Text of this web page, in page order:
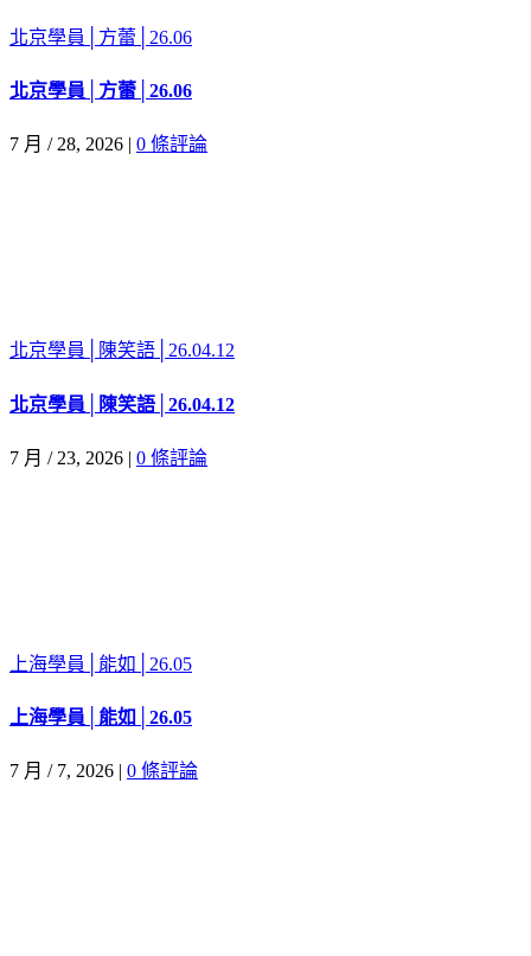
北京學員│方蕾│26.06
北京學員│方蕾│26.06
7 月 / 28, 2026 | 0 條評論
北京學員│陳笑語│26.04.12
北京學員│陳笑語│26.04.12
7 月 / 23, 2026 | 0 條評論
上海學員│能如│26.05
上海學員│能如│26.05
7 月 / 7, 2026 0 條評論